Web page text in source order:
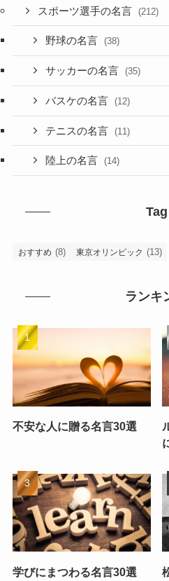
スポーツ選手の名言 (212)
野球の名言 (38)
サッカーの名言 (35)
バスケの名言 (12)
テニスの名言 (11)
陸上の名言 (14)
Tag
おすすめ (8) 東京オリンピック (13)
ランキ
不安な人に贈る名言30選
学びにまつわる名言30選